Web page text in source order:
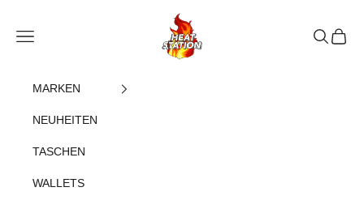
heatstation
Navigationsmenü öffnen
Suche
MARKEN
NEUHEITEN
TASCHEN
WALLETS